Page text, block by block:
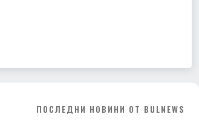
ПОСЛЕДНИ НОВИНИ ОТ BULNEWS